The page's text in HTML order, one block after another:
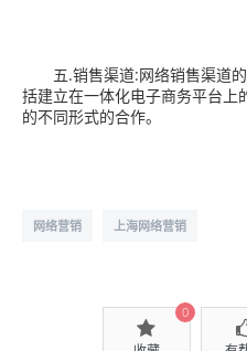
五.销售渠道:网络销售渠道的
括建立在一体化电子商务平台上
的不同形式的合作。
网络营销 上海网络营销
0